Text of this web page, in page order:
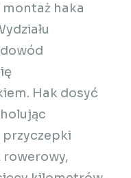
montaż haka
Hak dosyć